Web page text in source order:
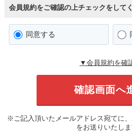
会員規約をご確認の上チェックをして
同意する
▼会員規約を確
※ご記入頂いたメールアドレス宛てに
をお送りいたしま